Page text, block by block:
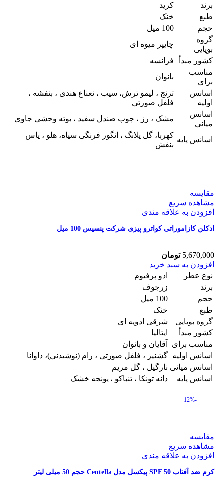
برند
کرید
طبع
خنک
حجم
100 میل
گروه
بویایی
چایپر میوه ای
کشور مبدأ
فرانسه
مناسب
برای
بانوان
اسانس
اولیه
ترنج ، لیمو ترش، سیب ، نعناع هندی ، بنفشه ،
فلفل صورتی
اسانس
میانی
مشک ، رز ، چوب صندل سفید ، بوته وحشی جاوی
اسانس پایه
کهربا، گل یلانگ ، انگور فرنگی سیاه، هلو ، یاس
بنفش
مقایسه
مشاهده سریع
افزودن به علاقه مندی
ادکلن کازاموراتی کواترو پیزی شرکت پنسیس 100 میل
5,670,000 تومان
افزودن به سبد خرید
نوع عطر
ادو پرفیوم
برند
زرجوف
حجم
100 میل
طبع
خنک
گروه بویایی
شرقی ادویه ای
کشور مبدأ
ایتالیا
مناسب برای
آقایان و بانوان
اسانس اولیه گشنیز ، فلفل صورتی ، رام (نوشیدنی)، داوانا
اسانس میانی نارگیل ، گل مریم
اسانس پایه
دانه تونکا ، تنباکو ، یونجه خشک
-12%
مقایسه
مشاهده سریع
افزودن به علاقه مندی
کرم ضد آفتاب SPF 50 پیکسل مدل Centella حجم 50 میلی لیتر